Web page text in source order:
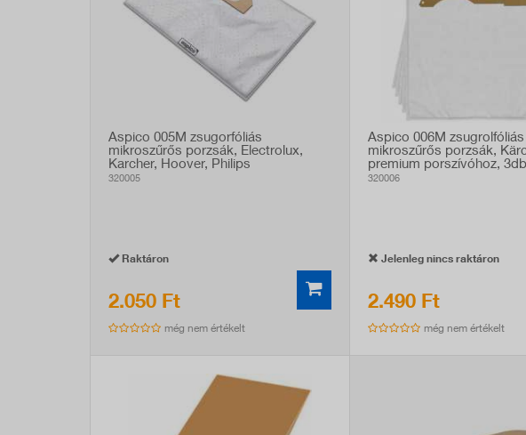
Aspico 005M zsugorfóliás
mikroszűrős porzsák, Electrolux,
Karcher, Hoover, Philips
porszívókhoz, 3 db
320005
Raktáron
2.050 Ft
még nem értékelt
Aspico 006M zsugrolfóliás
mikroszűrős porzsák,
premium porszívóhoz, 3db
320006
Jelenleg nincs raktáron
2.490 Ft
még nem értékelt